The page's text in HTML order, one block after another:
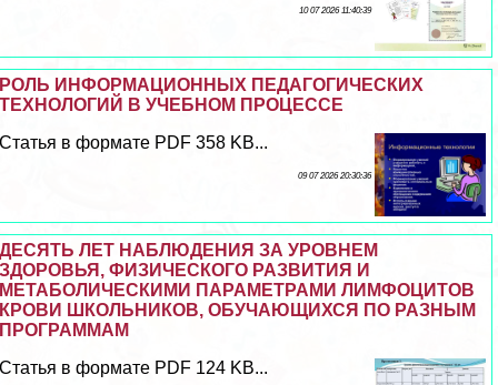
10 07 2026 11:40:39
РОЛЬ ИНФОРМАЦИОННЫХ ПЕДАГОГИЧЕСКИХ
ТЕХНОЛОГИЙ В УЧЕБНОМ ПРОЦЕССЕ
Статья в формате PDF 358 KB...
09 07 2026 20:30:36
ДЕСЯТЬ ЛЕТ НАБЛЮДЕНИЯ ЗА УРОВНЕМ
ЗДОРОВЬЯ, ФИЗИЧЕСКОГО РАЗВИТИЯ И
МЕТАБОЛИЧЕСКИМИ ПАРАМЕТРАМИ ЛИМФОЦИТОВ
КРОВИ ШКОЛЬНИКОВ, ОБУЧАЮЩИХСЯ ПО РАЗНЫМ
ПРОГРАММАМ
Статья в формате PDF 124 KB...